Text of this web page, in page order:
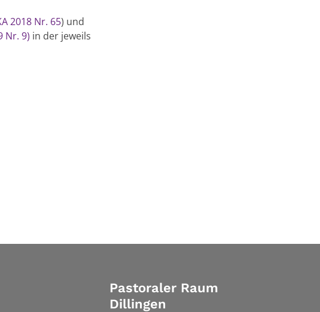
2018 Nr. 65) und
Nr. 9) in der jeweils
Pastoraler Raum
Dillingen